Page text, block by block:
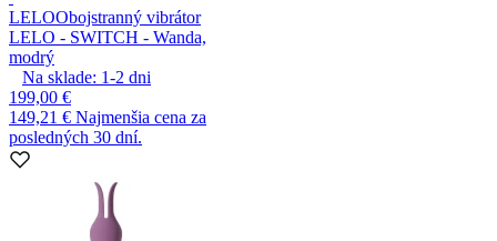
LELOObojstranný vibrátor
LELO - SWITCH - Wanda,
modrý
Na sklade: 1-2 dni
199,00 €
149,21 € Najmenšia cena za
posledných 30 dní.